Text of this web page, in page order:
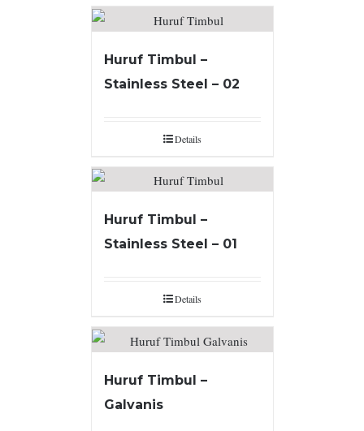
Huruf Timbul –
Stainless Steel – 02
Details
Huruf Timbul –
Stainless Steel – 01
Details
Huruf Timbul –
Galvanis